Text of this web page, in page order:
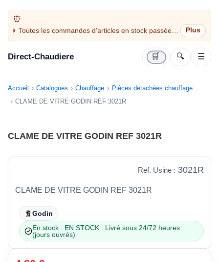
Toutes les commandes d'articles en stock passées
avant 14H sont expédiées le jour même (jours
Direct-Chaudiere 🛒 🔍 ☰
Accueil Catalogues Chauffage
Pièces détachées chauffage
CLAME DE VITRE GODIN REF 3021R
CLAME DE VITRE GODIN REF 3021R
Ref. Usine : 3021R
CLAME DE VITRE GODIN REF 3021R
Godin
En stock : EN STOCK : Livré sous 24/72 heures
(jours ouvrés)